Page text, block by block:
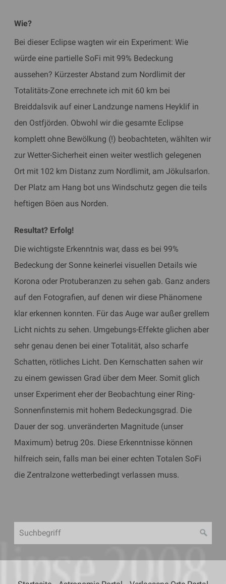
Wie?
Bei dieser Eclipse wagten wir ein Experiment: Wie
würde eine partielle SoFi mit 99% Bedeckung
aussehen? Kürzester Abstand zum Nordlimit der
Totalitäts-Zone errechnete ich mit 60 km bei
Breiddalsvik auf einer Landzunge namens Heyklif in
den Ostfjörden. Obwohl wir die gesamte Eclipse
komplett ohne Bewölkung (!) beobachteten, wählten wir
zur Wetter-Sicherheit einen weiter westlich gelegenen
Ort mit 102 km Distanz zum Nordlimit, am Jökulsarlon.
Der Platz am Hang bot uns Windschutz gegen die teils
heftigen Böen aus Norden.
​Resultat? Erfolg!
Die wichtigste Erkenntnis war, dass es bei 99%
Bedeckung der Sonne keinerlei visuellen Details wie
Korona oder Protuberanzen zu sehen gab. Ganz anders
auf den Fotografien, auf denen wir diese Phänomene
klar erkennen konnten. Für das Auge war außer grellem
Licht nichts zu sehen. Umgebungs-Effekte glichen aber
sehr genau denen bei einer Totalität, also scharfe
Schatten, rötliches Licht. Den Kernschatten sahen wir
zu einem gewissen Grad über dem Meer. Somit glich
unser Experiment eher der Beobachtung einer Ring-
Sonnenfinsternis mit hohem Bedeckungsgrad. Die
Dauer der sog. unveränderten Magnitude (unser
Maximum) betrug 20s. Diese Erkenntnisse können
hilfreich sein, falls man bei einer echten Totalen SoFi
die Zentralzone wetterbedingt verlassen muss.